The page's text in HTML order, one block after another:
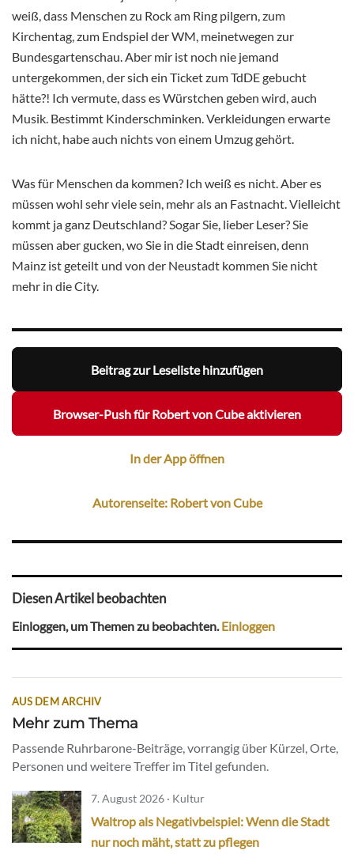
weiß, dass Menschen zu Rock am Ring pilgern, zum
Kirchentag, zum Endspiel der WM, meinetwegen zur
Bundesgartenschau. Aber mir ist noch nie jemand
untergekommen, der sich ein Ticket zum TdDE gebucht
hätte?! Ich vermute, dass es Würstchen geben wird, auch
Musik. Bestimmt Kinderschminken. Verkleidungen erwarte
ich nicht, habe auch nichts von einem Umzug gehört.
Was für Menschen da kommen? Ich weiß es nicht. Aber es
müssen wohl sehr viele sein, mehr als an Fastnacht. Vielleicht
kommt ja ganz Deutschland? Sogar Sie, lieber Leser? Sie
müssen aber gucken, wo Sie in die Stadt einreisen, denn
Mainz ist geteilt und von der Neustadt kommen Sie nicht
mehr in die City.
Beitrag zur Leseliste hinzufügen
Browser-Push für Robert von Cube aktivieren
In der App öffnen
Autorenseite: Robert von Cube
Diesen Artikel beobachten
Einloggen, um Themen zu beobachten.Einloggen
AUS DEM ARCHIV
Mehr zum Thema
Passende Ruhrbarone-Beiträge, vorrangig über Kürzel, Orte,
Personen und weitere Treffer im Titel gefunden.
7. August 2026 · Kultur
Waltrop als Negativbeispiel: Wenn die Stadt
nur noch mäht, statt zu pflegen